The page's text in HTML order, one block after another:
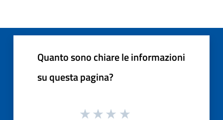
Quanto sono chiare le informazioni
su questa pagina?